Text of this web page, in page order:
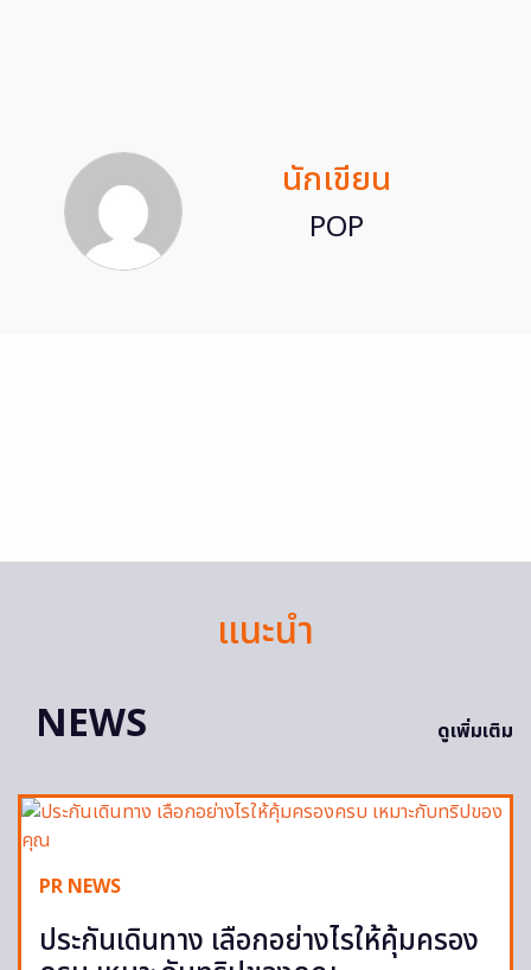
นักเขียน
POP
แนะนำ
NEWS
ดูเพิ่มเติม
PR NEWS
ประกันเดินทาง เลือกอย่างไรให้คุ้มครอง